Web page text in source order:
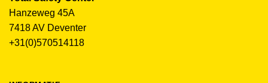
Hanzeweg 45A
7418 AV Deventer
+31(0)570514118